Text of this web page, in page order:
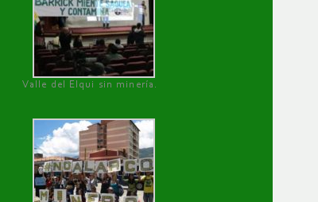
Valle del Elqui sin minería.